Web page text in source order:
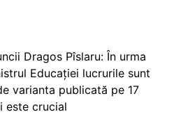
Dragos Pîslaru: În urma
Educației lucrurile sunt
varianta publicată pe 17
este crucial